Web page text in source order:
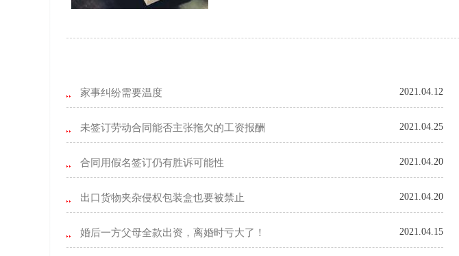
家事纠纷需要温度 2021.04.12
未签订劳动合同能否主张拖欠的工资报酬 2021.04.25
合同用假名签订仍有胜诉可能性 2021.04.20
出口货物夹杂侵权包装盒也要被禁止 2021.04.20
婚后一方父母全款出资，离婚时亏大了！ 2021.04.15